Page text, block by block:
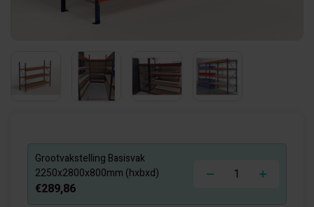
Grootvakstelling Basisvak
2250x2800x800mm (hxbxd)
€289,86
-